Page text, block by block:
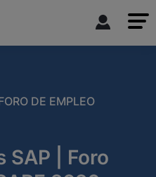
DE EMPLEO
SAP | Foro